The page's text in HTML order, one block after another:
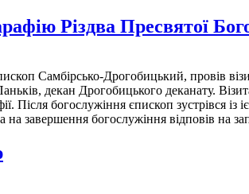
Різдва Пресвятої
Самбірсько-Дрогобицький, провів
декан Дрогобицького деканату.
Після богослужіння єпископ зустрівся
на завершення богослужіння відповів на